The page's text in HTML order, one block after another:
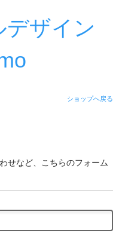
ザイン
ショップへ戻る
せなど、こちらのフォーム